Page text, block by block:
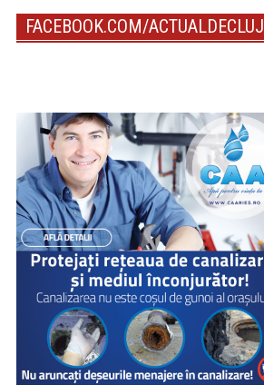
FACEBOOK.COM/ACTUALDECLUJ